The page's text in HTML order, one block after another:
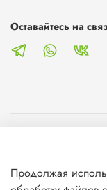
Клиентам
Оставайтесь на
Продолжая